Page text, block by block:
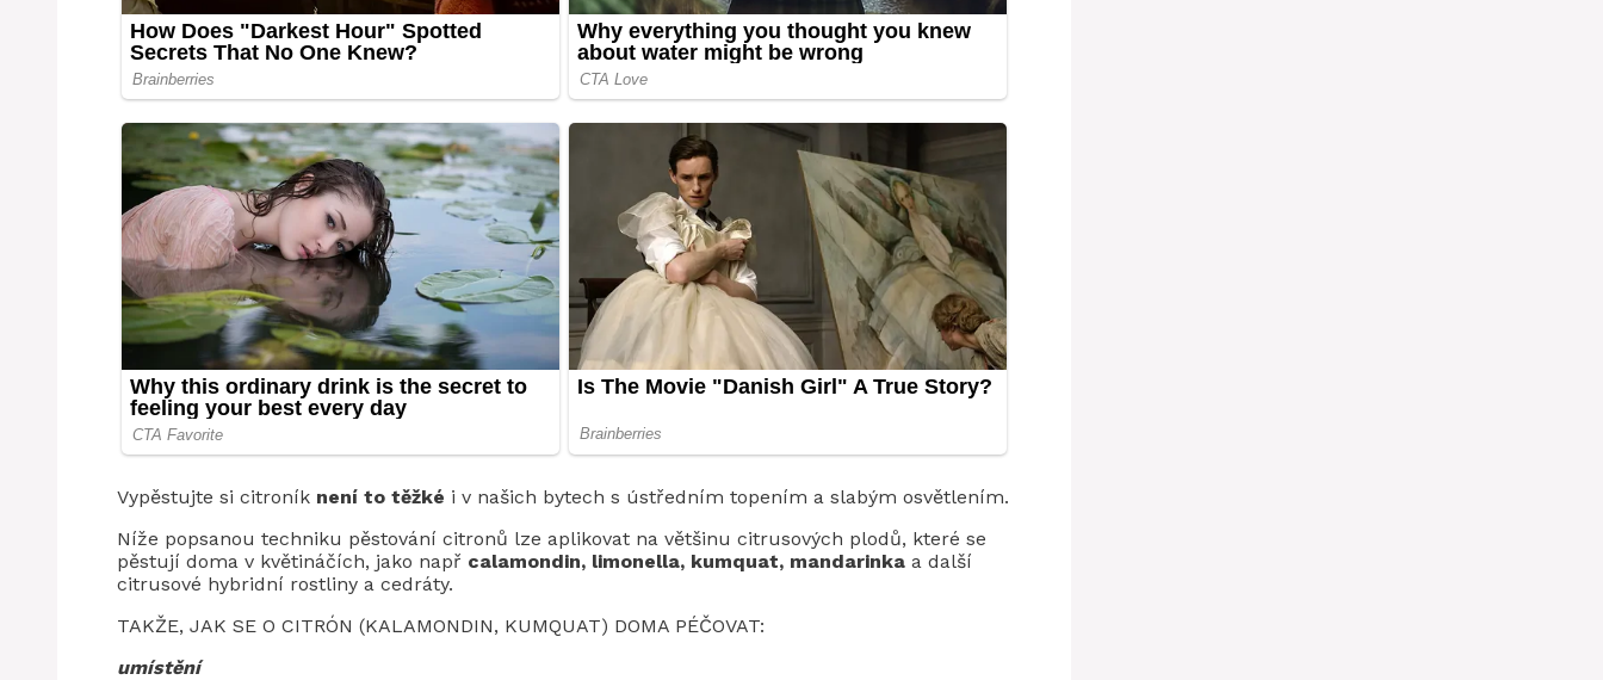
Vypěstujte si citroník není to těžké i v našich bytech s ústředním topením a slabým osvětlením.
Níže popsanou techniku ​​pěstování citronů lze aplikovat na většinu citrusových plodů, které se
pěstují doma v květináčích, jako např calamondin, limonella, kumquat, mandarinka a další
citrusové hybridní rostliny a cedráty.
TAKŽE, JAK SE O CITRÓN (KALAMONDIN, KUMQUAT) DOMA PÉČOVAT:
umístění